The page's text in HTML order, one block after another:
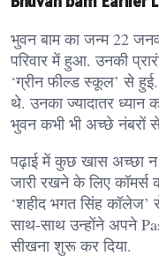
भुवन बाम का जन्म 22
परिवार में हुआ. उनकी
‘ग्रीन फील्ड स्कूल’ से
थे. उनका ज्यादातर ध्यान
भुवन कभी भी अच्छे नंबरों
पढ़ाई में कुछ खास अच्छा
जारी रखने के लिए कॉमर्स
‘शहीद भगत सिंह कॉलेज’
साथ-साथ उन्होंने अपने
सीखना शुरू कर दिया.